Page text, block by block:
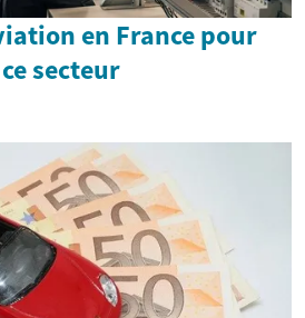
en France pour
secteur